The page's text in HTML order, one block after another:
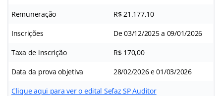
Remuneração R$ 21.177,10
Inscrições De 03/12/2025 a 09/01/2026
Taxa de inscrição R$ 170,00
Data da prova objetiva 28/02/2026 e 01/03/2026
Clique aqui para ver o edital Sefaz SP Auditor